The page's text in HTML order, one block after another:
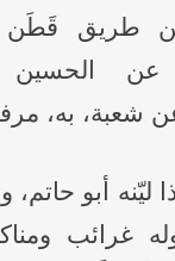
طريق قَطَن
عن
شعبة، به،
أبو حاتم،
غرائب